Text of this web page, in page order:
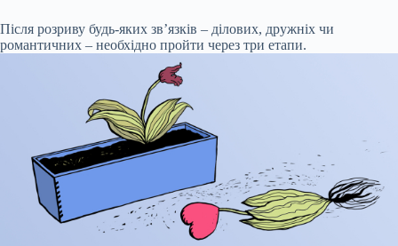
Після розриву будь-яких зв’язків – ділових, дружніх чи
романтичних – необхідно пройти через три етапи.